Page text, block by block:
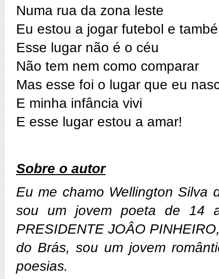
Numa rua da zona leste
Eu estou a jogar futebol e
Esse lugar não é o céu
Não tem nem como comparar
Mas esse foi o lugar que eu
E minha infância vivi
E esse lugar estou a amar!
Sobre o autor
Eu me chamo Wellington Silva
sou um jovem poeta de 14
PRESIDENTE JOÂO
do Brás, sou um jovem
poesias.